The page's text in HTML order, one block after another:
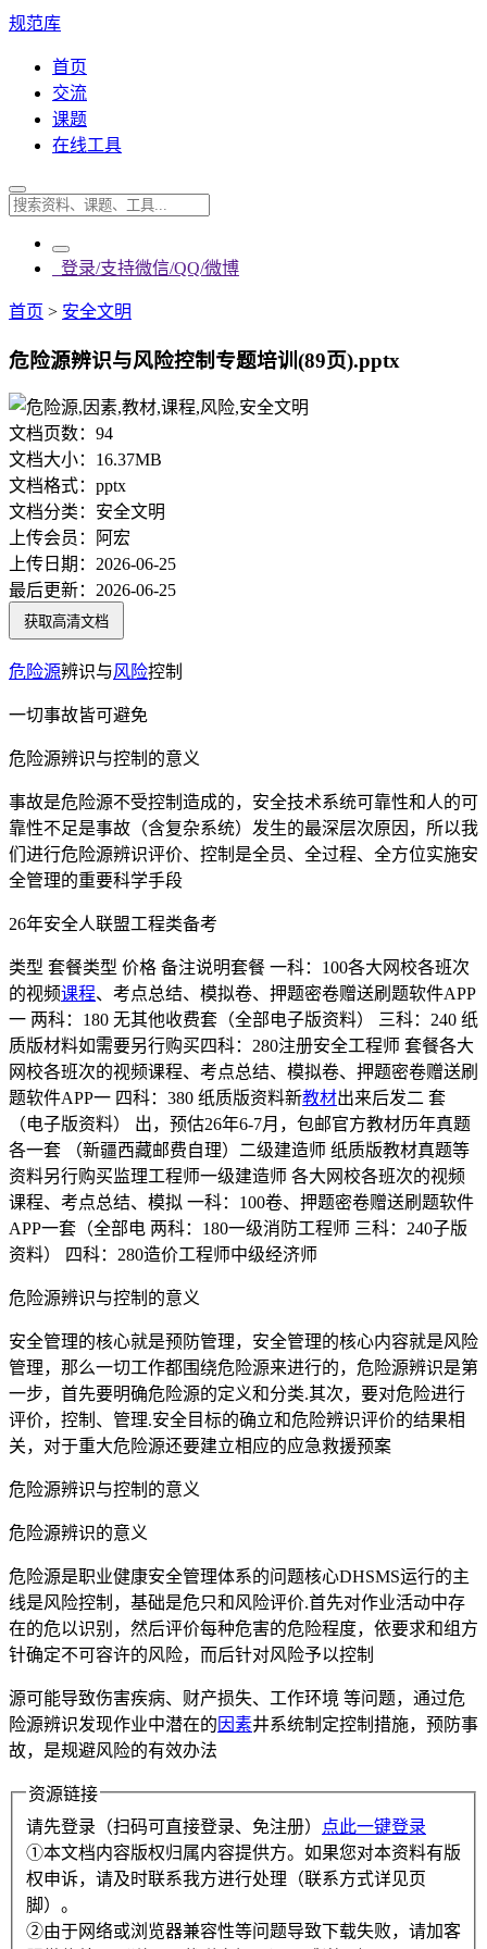
规范库
首页
交流
课题
在线工具
登录/支持微信/QQ/微博
首页 > 安全文明
危险源辨识与风险控制专题培训(89页).pptx
文档页数： 94
文档大小： 16.37MB
文档格式： pptx
文档分类： 安全文明
上传会员：
阿宏
上传日期： 2026-06-25
最后更新： 2026-06-25
获取高清文档
危险源辨识与风险控制
一切事故皆可避免
危险源辨识与控制的意义
事故是危险源不受控制造成的，安全技术系统可靠性和人的可
靠性不足是事故（含复杂系统）发生的最深层次原因，所以我
们进行危险源辨识评价、控制是全员、全过程、全方位实施安
全管理的重要科学手段
26年安全人联盟工程类备考
类型 套餐类型 价格 备注说明套餐 一科：100各大网校各班次
的视频课程、考点总结、模拟卷、押题密卷赠送刷题软件APP
一 两科：180 无其他收费套（全部电子版资料） 三科：240 纸
质版材料如需要另行购买四科：280注册安全工程师 套餐各大
网校各班次的视频课程、考点总结、模拟卷、押题密卷赠送刷
题软件APP一 四科：380 纸质版资料新教材出来后发二 套
（电子版资料） 出，预估26年6-7月，包邮官方教材历年真题
各一套 （新疆西藏邮费自理）二级建造师 纸质版教材真题等
资料另行购买监理工程师一级建造师 各大网校各班次的视频
课程、考点总结、模拟 一科：100卷、押题密卷赠送刷题软件
APP一套（全部电 两科：180一级消防工程师 三科：240子版
资料） 四科：280造价工程师中级经济师
危险源辨识与控制的意义
安全管理的核心就是预防管理，安全管理的核心内容就是风险
管理，那么一切工作都围绕危险源来进行的，危险源辨识是第
一步，首先要明确危险源的定义和分类.其次，要对危险进行
评价，控制、管理.安全目标的确立和危险辨识评价的结果相
关，对于重大危险源还要建立相应的应急救援预案
危险源辨识与控制的意义
危险源辨识的意义
危险源是职业健康安全管理体系的问题核心DHSMS运行的主
线是风险控制，基础是危只和风险评价.首先对作业活动中存
在的危以识别，然后评价每种危害的危险程度，依要求和组方
针确定不可容许的风险，而后针对风险予以控制
源可能导致伤害疾病、财产损失、工作环境 等问题，通过危
险源辨识发现作业中潜在的 因素井系统制定控制措施，预防事
故，是规避风险的有效办法
资源链接
请先登录（扫码可直接登录、免注册）
点此一键登录
①本文档内容版权归属内容提供方。如果您对本资料有版
权申诉，请及时联系我方进行处理（联系方式详见页
脚）。
②由于网络或浏览器兼容性等问题导致下载失败，请加客